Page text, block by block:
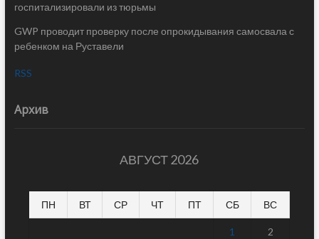
госпитализировали из тюрьмы
GWP проводит проверку после опрокидывания самосвала с
ребенком на Руставели
RSS
Архив
АВГУСТ 2026
ПН ВТ СР ЧТ ПТ СБ ВС
1 2